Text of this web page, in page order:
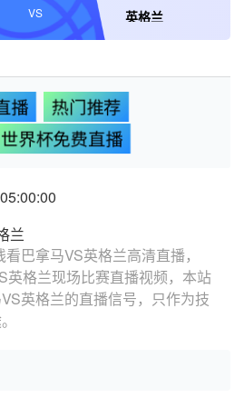
英格兰
VS
播
热门推荐
世界杯免费直播
兰
巴拿马VS英格兰高清直播，
英格兰现场比赛直播视频，本站
英格兰的直播信号，只作为技